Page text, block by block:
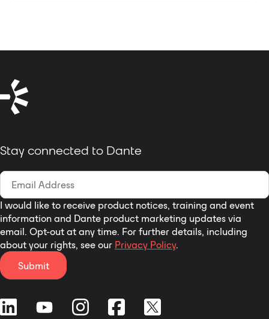
Stay connected to Dante
I would like to receive product notices, training and event
information and Dante product marketing updates via
email. Opt-out at any time. For further details, including
about your rights, see our Privacy Policy.
Submit